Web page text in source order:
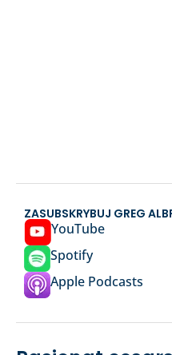
ZASUBSKRYBUJ GREG
YouTube
Spotify
Apple Podcasts